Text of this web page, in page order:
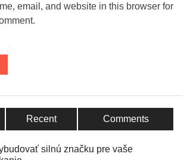
email, and website in this browser for
Recent Comments
silnú značku pre vaše